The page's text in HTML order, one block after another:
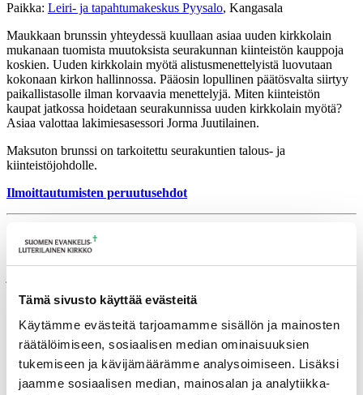
Tämä sivusto käyttää evästeitä
Käytämme evästeitä tarjoamamme sisällön ja mainosten
räätälöimiseen, sosiaalisen median ominaisuuksien
tukemiseen ja kävijämäärämme analysoimiseen. Lisäksi
jaamme sosiaalisen median, mainosalan ja analytiikka-
Paikka: Leiri- ja tapahtumakeskus Pyysalo, Kangasala
Maukkaan brunssin yhteydessä kuullaan asiaa uuden kirkkolain
mukanaan tuomista muutoksista seurakunnan kiinteistön kauppoja
koskien. Uuden kirkkolain myötä alistusmenettelyistä luovutaan
kokonaan kirkon hallinnossa. Pääosin lopullinen päätösvalta siirtyy
paikallistasolle ilman korvaavia menettelyjä. Miten kiinteistön
kaupat jatkossa hoidetaan seurakunnissa uuden kirkkolain myötä?
Asiaa valottaa lakimiesasessori Jorma Juutilainen.
Maksuton brunssi on tarkoitettu seurakuntien talous- ja
kiinteistöjohdolle.
Ilmoittautumisten peruutusehdot
Lisätietoja
Tulevia tapahtumia
Tuomiokapitulin istunto 19.08.2026
Ikkunoita kristilliseen spiritualiteettiin: Matkakumppanuuden päivä
runojen, taiteen ja luonnon äärellä 25.08.2026